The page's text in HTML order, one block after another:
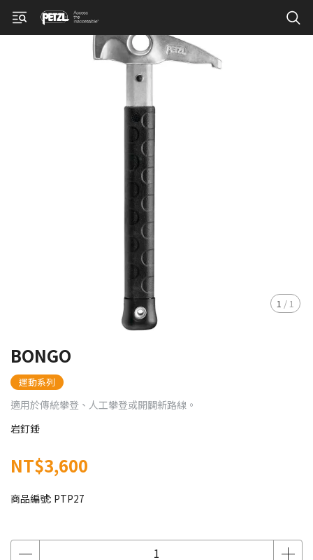
1 / 1
BONGO
運動系列
適用於傳統攀登、人工攀登或開闢新路線。
岩釘錘
NT$3,600
商品編號: PTP27